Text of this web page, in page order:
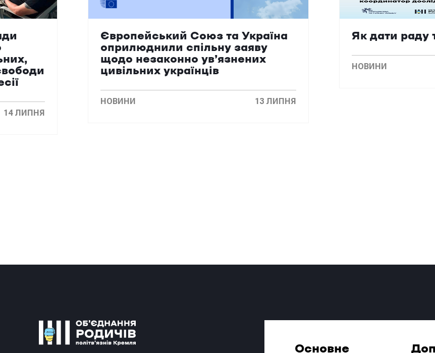
14 ЛИПНЯ
Європейський Союз та Україна
оприлюднили спільну заяву
щодо незаконно ув’язнених
цивільних українців
НОВИНИ 13 ЛИПНЯ
Як дати раду
НОВИНИ
Основне